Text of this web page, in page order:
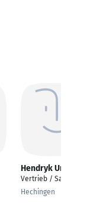
Hendryk Urban
Vertrieb / Sales
Hechingen